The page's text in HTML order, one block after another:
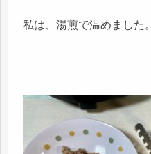
私は、湯煎で温めました。